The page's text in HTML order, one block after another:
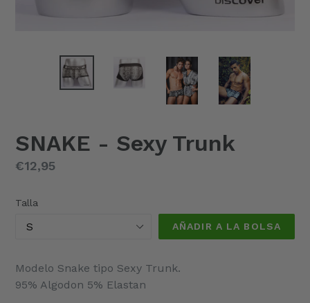
SNAKE - Sexy Trunk
Precio
€12,95
Talla
AÑADIR A LA BOLSA
Modelo Snake tipo Sexy Trunk.
95% Algodon 5% Elastan